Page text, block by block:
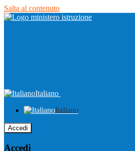
Salta al contenuto
Italiano
Italiano
Accedi
Accedi